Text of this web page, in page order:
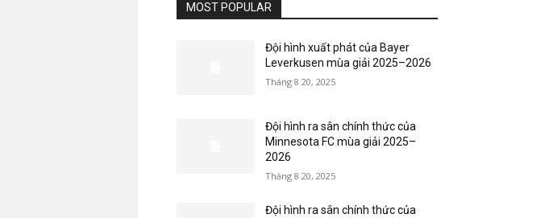
MOST POPULAR
Đội hình xuất phát của Bayer
Leverkusen mùa giải 2025–2026
Tháng 8 20, 2025
Đội hình ra sân chính thức của
Minnesota FC mùa giải 2025–
2026
Tháng 8 20, 2025
Đội hình ra sân chính thức của